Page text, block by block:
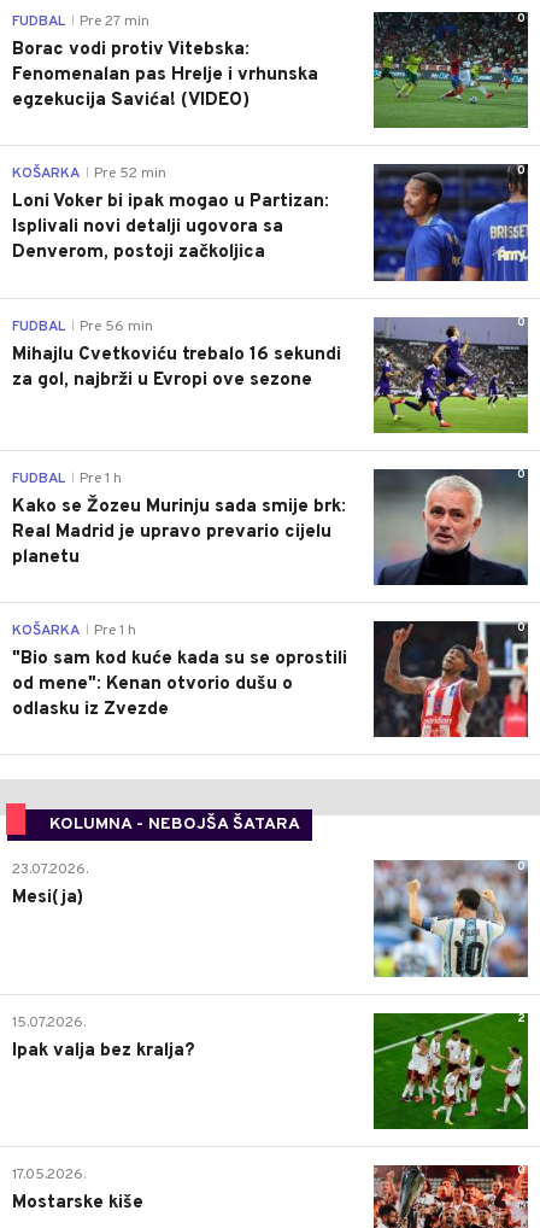
0
FUDBAL Pre 27 min
Borac vodi protiv Vitebska:
Fenomenalan pas Hrelje i vrhunska
egzekucija Savića! (VIDEO)
0
KOŠARKA Pre 52 min
Loni Voker bi ipak mogao u Partizan:
Isplivali novi detalji ugovora sa
Denverom, postoji začkoljica
0
FUDBAL Pre 56 min
Mihajlu Cvetkoviću trebalo 16 sekundi
za gol, najbrži u Evropi ove sezone
0
FUDBAL Pre 1 h
Kako se Žozeu Murinju sada smije brk:
Real Madrid je upravo prevario cijelu
planetu
0
KOŠARKA Pre 1 h
"Bio sam kod kuće kada su se oprostili
od mene": Kenan otvorio dušu o
odlasku iz Zvezde
KOLUMNA - NEBOJŠA ŠATARA
0
23.07.2026.
Mesi(ja)
2
15.07.2026.
Ipak valja bez kralja?
0
17.05.2026.
Mostarske kiše